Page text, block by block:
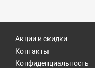
Акции и скидки
Контакты
Конфиденциальность